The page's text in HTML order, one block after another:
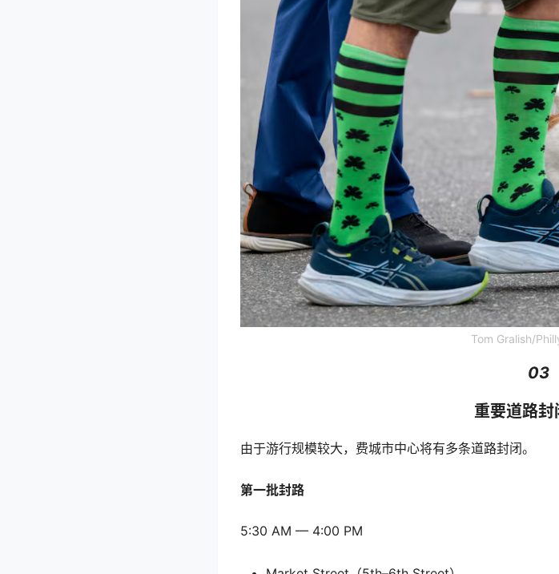
Tom Gralish/
03
重要道路封
由于游行规模较大，费城市中心将有多条道路封闭。
第一批封路
5:30 AM — 4:00 PM